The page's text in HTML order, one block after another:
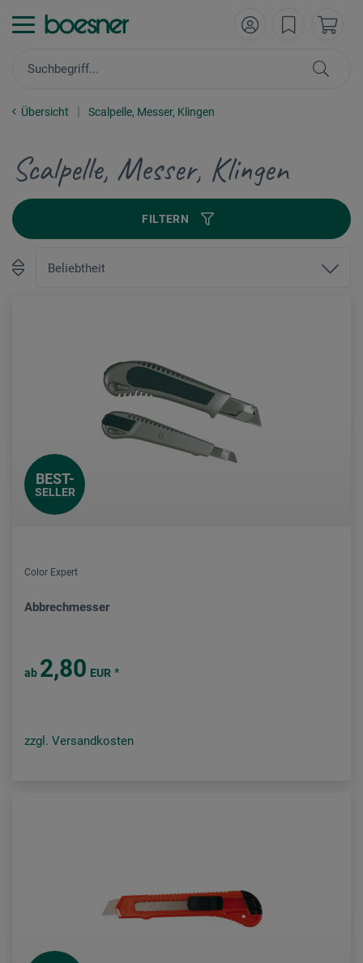
Übersicht Scalpelle, Messer, Klingen
Scalpelle, Messer, Klingen
FILTERN
BEST-
SELLER
Color Expert
Abbrechmesser
ab 2,80 EUR *
zzgl. Versandkosten